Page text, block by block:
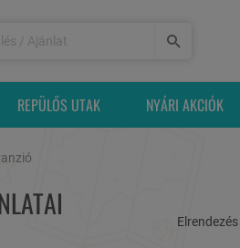
REPÜLŐS UTAK NYÁRI AKCIÓK
Elrendezés